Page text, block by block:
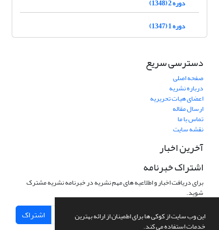
این وب سایت از کوکی ها برای اطمینان از ارائه بهترین
خدمات استفاده می کند.
دوره 2 (1348)
دوره 1 (1347)
دسترسی سریع
صفحه اصلی
درباره نشریه
اعضای هیات تحریریه
ارسال مقاله
تماس با ما
نقشه سایت
آخرین اخبار
اشتراک خبرنامه
برای دریافت اخبار و اطلاعیه های مهم نشریه در خبرنامه نشریه مشترک
شوید.
اشتراک